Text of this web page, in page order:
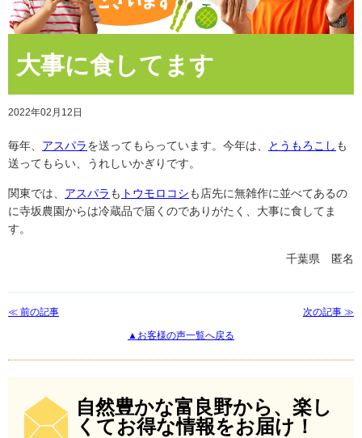
大事に食してます
2022年02月12日
毎年、 アスパラを送ってもらっています。今年は、 とうもろこし も
送ってもらい、うれしいかぎりです。
関東では、 アスパラ も トウモロコシも店先に無雑作に並べてあるの
に寺坂農園からは冷蔵品で届くのでありがたく、大事に食してま
す。
千葉県 匿名
≪ 前の記事 次の記事 ≫
▲お客様の声一覧へ戻る
自然豊かな富良野から、楽し
くてお得な情報をお届け！